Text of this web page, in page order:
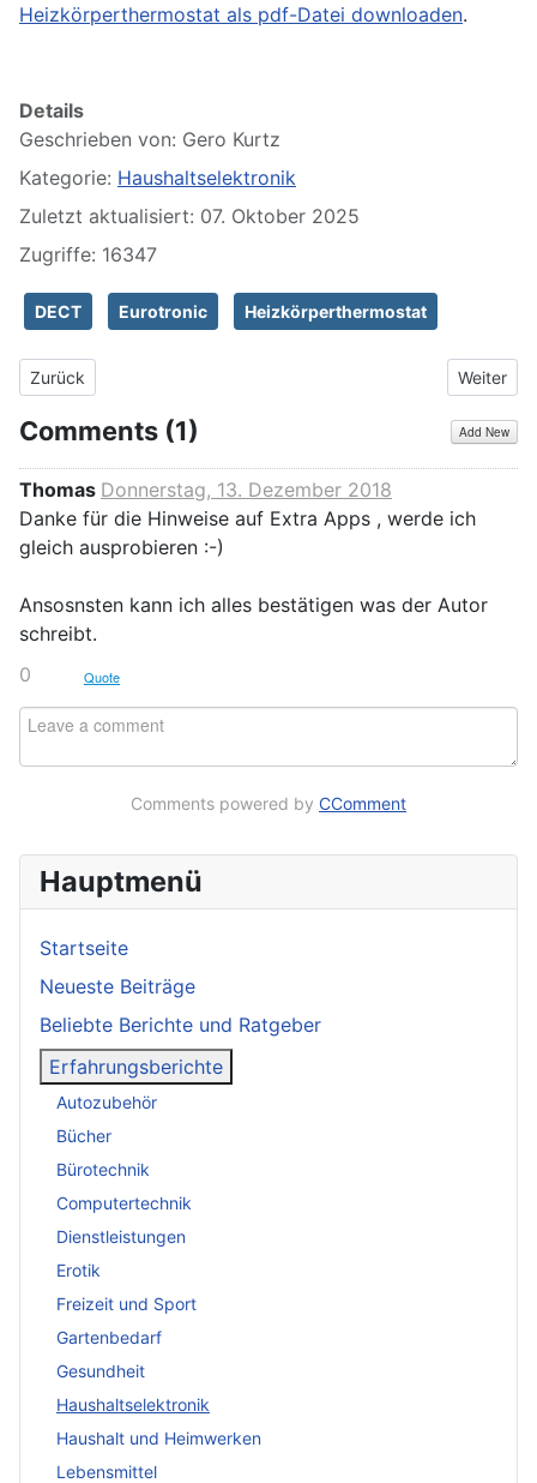
Heizkörperthermostat als pdf-Datei downloaden.
Details
Geschrieben von: Gero Kurtz
Kategorie: Haushaltselektronik
Zuletzt aktualisiert: 07. Oktober 2025
Zugriffe: 16347
DECT Eurotronic Heizkörperthermostat
Vorheriger Beitrag: Persönlicher Erfahrungsbericht zur
Zurück Nächster
Weiter
Comments (1) Add New
Thomas Donnerstag, 13. Dezember 2018
Danke für die Hinweise auf Extra Apps , werde ich
gleich ausprobieren :-)
Ansosnsten kann ich alles bestätigen was der Autor
schreibt.
0
Quote
Comments powered by CComment
Hauptmenü
Startseite
Neueste Beiträge
Beliebte Berichte und Ratgeber
Erfahrungsberichte
Autozubehör
Bücher
Bürotechnik
Computertechnik
Dienstleistungen
Erotik
Freizeit und Sport
Gartenbedarf
Gesundheit
Haushaltselektronik
Haushalt und Heimwerken
Lebensmittel